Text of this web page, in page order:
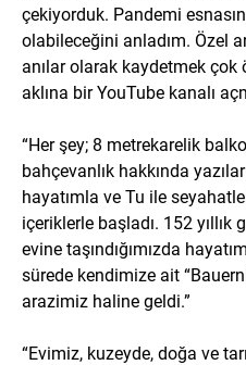
çekiyorduk. Pandemi
olabileceğini anladım. Özel
anılar olarak kaydetmek
aklına bir YouTube kanalı
“Her şey; 8 metrekarelik
bahçevanlık hakkında
hayatımla ve Tu ile
içeriklerle başladı. 152
evine taşındığımızda
sürede kendimize ait
arazimiz haline geldi.”
“Evimiz, kuzeyde, doğa ve